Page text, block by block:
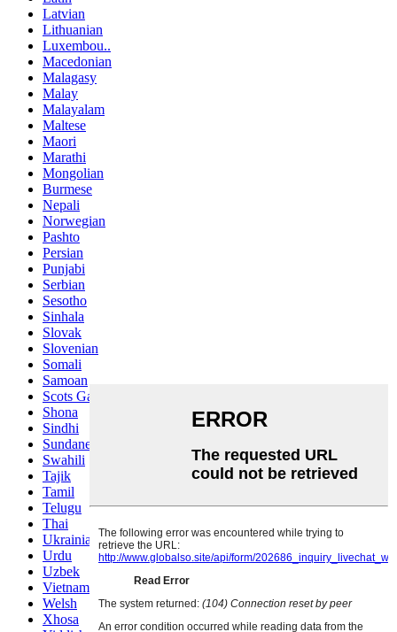
Latvian
Lithuanian
Luxembou..
Macedonian
Malagasy
Malay
Malayalam
Maltese
Maori
Marathi
Mongolian
Burmese
Nepali
Norwegian
Pashto
Persian
Punjabi
Serbian
Sesotho
Sinhala
Slovak
Slovenian
Somali
Samoan
Scots Gaelic
Shona
Sindhi
Sundanese
Swahili
Tajik
Tamil
Telugu
Thai
Ukrainian
Urdu
Uzbek
Vietnamese
Welsh
Xhosa